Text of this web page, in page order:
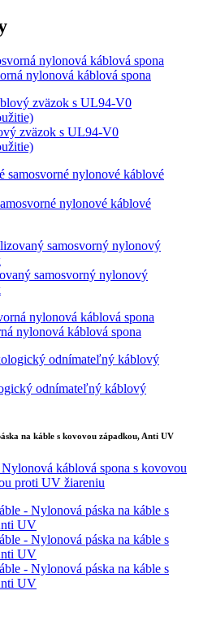
nylonová káblová spona
zväzok s UL94-V0
nylonové káblové
samosvorný nylonový
nylonová káblová spona
odnímateľný káblový
na káble s kovovou západkou, Anti UV